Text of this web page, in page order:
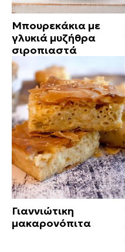
Μπουρεκάκια με
γλυκιά μυζήθρα
σιροπιαστά
Γιαννιώτικη
μακαρονόπιτα